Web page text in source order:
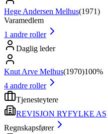
Hege Andersen Melhus(1971)
Varamedlem
1 andre roller
Daglig leder
Knut Arve Melhus(1970)100%
4 andre roller
Tjenesteytere
REVISJON RYFYLKE AS
Regnskapsfører